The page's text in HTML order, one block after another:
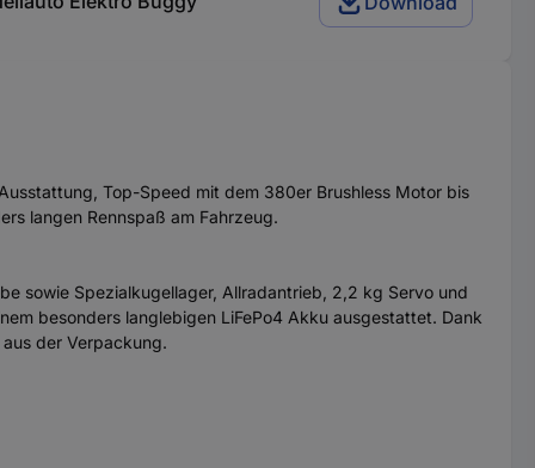
Top-Speed mit dem 380er Brushless Motor bis
langen Rennspaß am Fahrzeug.
sowie Spezialkugellager, Allradantrieb, 2,2 kg Servo und
besonders langlebigen LiFePo4 Akku ausgestattet. Dank
der Verpackung.